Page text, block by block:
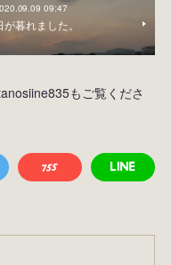
09:47
が暮れました。
もご覧くださ